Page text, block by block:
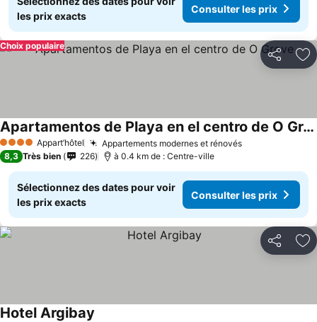
les prix exacts
Consulter les prix
Partager
Choix populaire
4 Étoiles Appart’hôtel Appartements modernes et rénovésConsulter les
Apartamentos de Playa en el centro de O Grove
Consulter les prix
8,3 Très bien 226 à 0.4 km de : Centre-ville
Sélectionnez des dates pour voir
les prix exacts
Consulter les prix
Partager
Hotel Argibay